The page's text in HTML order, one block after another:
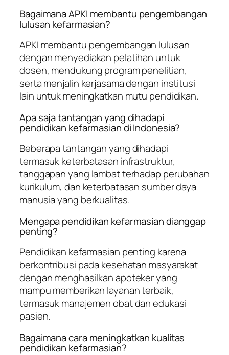
Bagaimana APKI membantu pengembangan
lulusan kefarmasian?
APKI membantu pengembangan lulusan
dengan menyediakan pelatihan untuk
dosen, mendukung program penelitian,
serta menjalin kerjasama dengan institusi
lain untuk meningkatkan mutu pendidikan.
Apa saja tantangan yang dihadapi
pendidikan kefarmasian di Indonesia?
Beberapa tantangan yang dihadapi
termasuk keterbatasan infrastruktur,
tanggapan yang lambat terhadap perubahan
kurikulum, dan keterbatasan sumber daya
manusia yang berkualitas.
Mengapa pendidikan kefarmasian dianggap
penting?
Pendidikan kefarmasian penting karena
berkontribusi pada kesehatan masyarakat
dengan menghasilkan apoteker yang
mampu memberikan layanan terbaik,
termasuk manajemen obat dan edukasi
pasien.
Bagaimana cara meningkatkan kualitas
pendidikan kefarmasian?